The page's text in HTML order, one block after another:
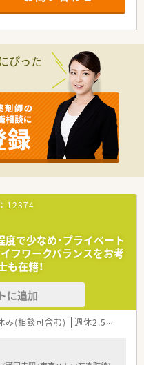
という絶好の立地にあり、悪
多岐にわたる処方箋を応需し
4名体制で対応しています。
目と非常に豊富であり、日々
幅広く習得することが可能で
地域医療を支え続けており、
する非常に安定した企業です。
いるため、急な欠員が発生した
制が構築されており安心で
の福利厚生や休暇制度を柔軟
働ける環境作りを推進していま
め、一人ひとりの負担が過度
がら業務を進められる雰囲気で
るドミナント戦略により、近隣
性が築かれており心強いで
コミュニケーションが特徴で
ぴった
12374
度で少なめ・プライベート
フワークバランスをお考
在籍！
に追加
み(相談可含む) 週休2.5日以上